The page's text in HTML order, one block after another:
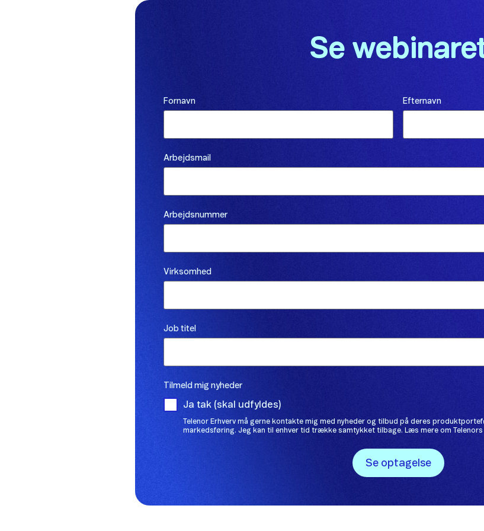
Se
Fornavn Efternavn
Arbejdsmail
Arbejdsnummer
Virksomhed
Job titel
Tilmeld mig nyheder
Ja tak (skal udfyldes)
Telenor Erhverv må gerne kontakte mig med nyheder og tilbud på deres
markedsføring. Jeg kan til enhver tid trække samtykket tilbage. Læs mere om Telenors